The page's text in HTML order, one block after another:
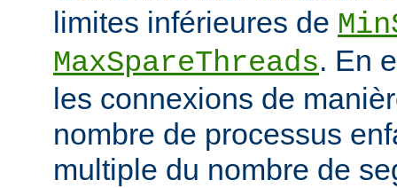
limites inférieures de
MaxSpareThreads. En
les connexions de
nombre de processus
multiple du nombre de